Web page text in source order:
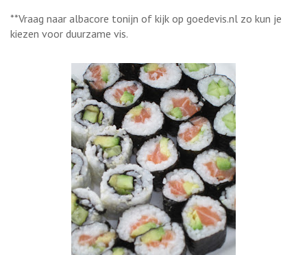
**Vraag naar albacore tonijn of kijk op goedevis.nl zo kun je
kiezen voor duurzame vis.